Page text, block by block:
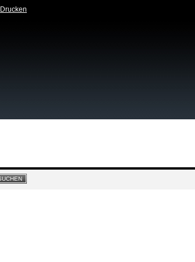
Drucken